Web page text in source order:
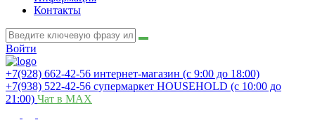
Контакты
Войти
+7(928) 662-42-56 интернет-магазин (с 9:00 до 18:00)
+7(938) 522-42-56 супермаркет HOUSEHOLD (с 10:00 до
21:00) Чат в MAX